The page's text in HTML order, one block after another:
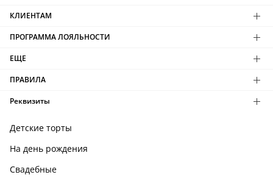
КЛИЕНТАМ
ПРОГРАММА ЛОЯЛЬНОСТИ
ЕЩЕ
ПРАВИЛА
Реквизиты
Детские торты
На день рождения
Свадебные